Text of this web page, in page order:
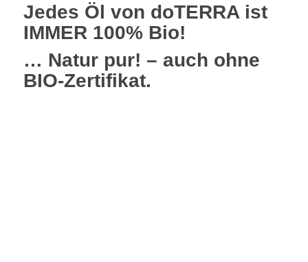
Jedes Öl von doTERRA ist
IMMER 100% Bio!
… Natur pur! – auch ohne
BIO-Zertifikat.